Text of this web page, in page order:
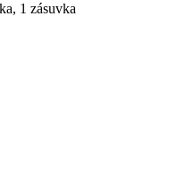
1 zásuvka